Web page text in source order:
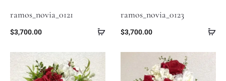
ramos_novia_0121
$3,700.00
ramos_novia_0123
$3,700.00